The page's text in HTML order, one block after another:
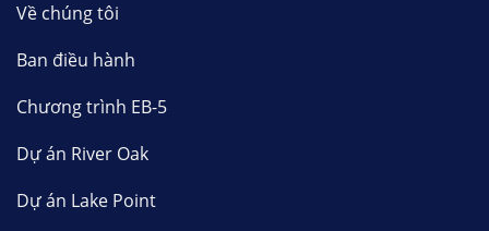
Về chúng tôi
Ban điều hành
Chương trình EB-5
Dự án River Oak
Dự án Lake Point